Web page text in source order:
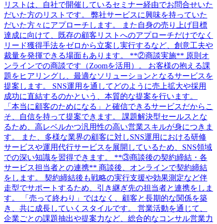
リストは、自社で開催しているセミナー経由でお問合せいた
だいた方のリストです。 弊社サービスに興味を持っていた
だいた方々にアプローチします。 また自身の売り上げ目標
達成に向けて、既存の顧客リストへのアプローチだけでなく
リード獲得手法をゼロから立案し実行するなど、創意工夫や
裁量を発揮できる場面もあります。 **②商談実施** 原則オ
ンラインでの商談です（Zoomを活用）。 お客様の抱える課
題をヒアリングし、最適なソリューションとなるサービスを
提案します。 SNS運用を通してどのように売上拡大や採用
成功に直結するのかという、本質的な提案を行います。
「本当に顧客のためになる」と確信できるサービスだからこ
そ、自信を持って提案できます。 課題解決型セールスとな
るため、高レベルかつ汎用性の高い営業スキルが身につきま
す。 また、多様な業界の顧客に対しSNS運用における研修
サービスや運用代行サービスを展開しているため、SNS領域
での深い知識を習得できます。 **③商談後の契約締結・各
サービス担当者との連携** 商談後、オンラインで契約締結
をします。 契約締結後も戦略の実行支援や効果測定など伴
走型でサポートするため、引き継ぎ先の担当者と連携をしま
す。 「売って終わり」ではなく、顧客と長期的な関係を築
き、共に成長していくスタイルです。 営業活動を通じて、
企業ごとの課題抽出や提案力など、総合的なコンサル営業力